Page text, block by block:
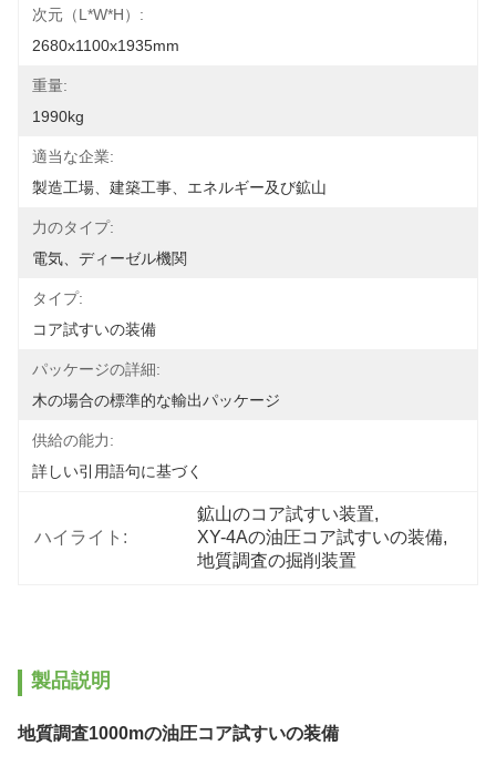
次元（l*w*h）:
2680x1100x1935mm
重量:
1990kg
適当な企業:
製造工場、建築工事、エネルギー及び鉱山
力のタイプ:
電気、ディーゼル機関
タイプ:
コア試すいの装備
パッケージの詳細:
木の場合の標準的な輸出パッケージ
供給の能力:
詳しい引用語句に基づく
ハイライト:
鉱山のコア試すい装置,
XY-4Aの油圧コア試すいの装備,
地質調査の掘削装置
製品説明
地質調査1000mの油圧コア試すいの装備